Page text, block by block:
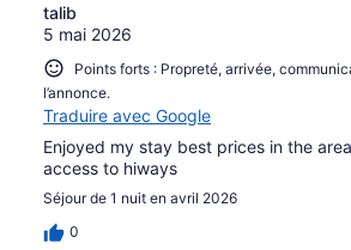
talib
5 mai 2026
Points forts : Propreté, arrivée,
l’annonce.
Traduire avec Google
Enjoyed my stay best prices in the
access to hiways
Séjour de 1 nuit en avril 2026
0